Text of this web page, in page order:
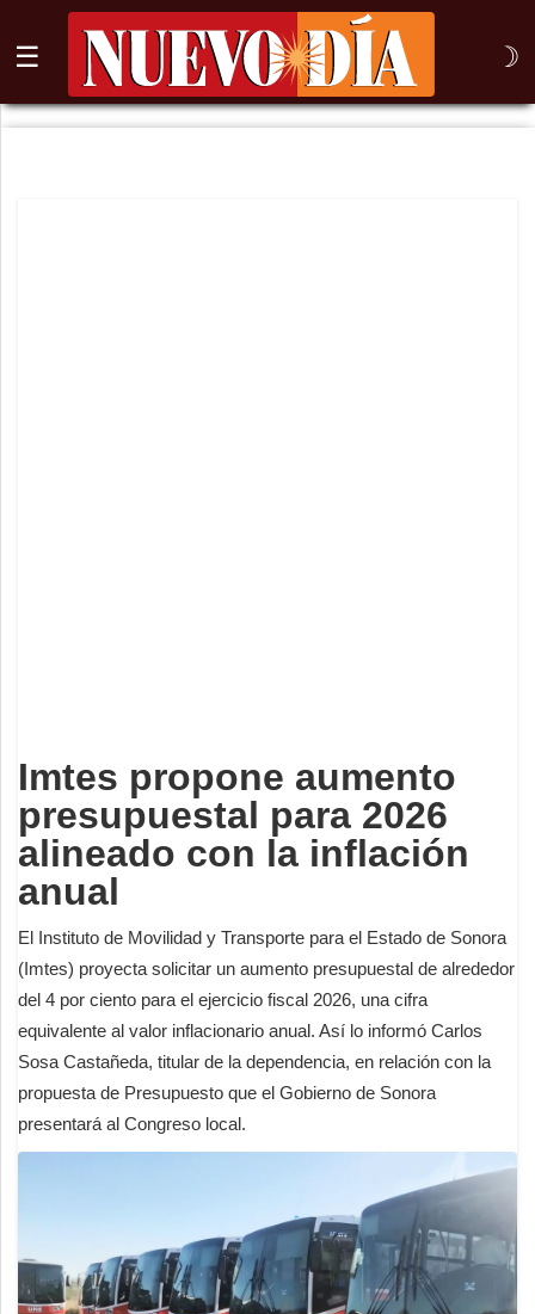
☰ ☽
⌕
Imtes propone aumento
presupuestal para 2026
alineado con la inflación
anual
El Instituto de Movilidad y Transporte para el Estado de Sonora
(Imtes) proyecta solicitar un aumento presupuestal de alrededor
del 4 por ciento para el ejercicio fiscal 2026, una cifra
equivalente al valor inflacionario anual. Así lo informó Carlos
Sosa Castañeda, titular de la dependencia, en relación con la
propuesta de Presupuesto que el Gobierno de Sonora
presentará al Congreso local.